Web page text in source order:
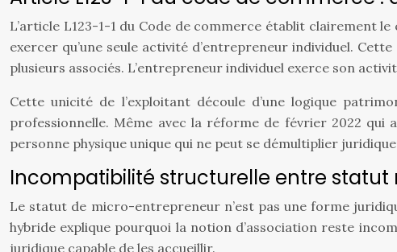
L’article L123-1-1 du Code de commerce établit clairement
exercer qu’une seule activité d’entrepreneur individuel.
plusieurs associés. L’entrepreneur individuel exerce son
Cette unicité de l’exploitant découle d’une logique
professionnelle. Même avec la réforme de février 2022 qui
personne physique unique qui ne peut se démultiplier
Incompatibilité structurelle entre statut
Le statut de micro-entrepreneur n’est pas une forme
hybride explique pourquoi la notion d’association reste
juridique capable de les accueillir.